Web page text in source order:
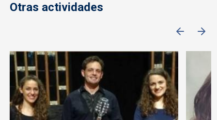
Otras actividades